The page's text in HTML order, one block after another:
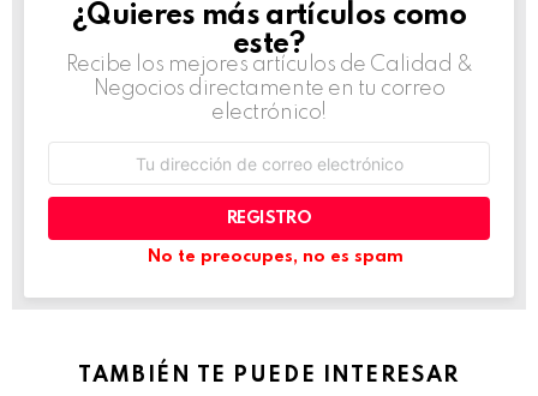
NEWSLETTER
¿Quieres más artículos como
este?
Recibe los mejores artículos de Calidad &
Negocios directamente en tu correo
electrónico!
correo
No te preocupes, no es spam
TAMBIÉN TE PUEDE INTERESAR